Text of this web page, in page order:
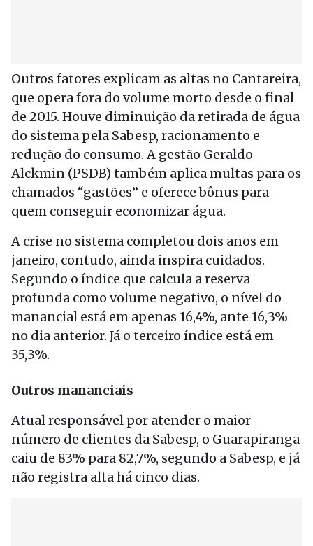
Outros fatores explicam as altas no Cantareira,
que opera fora do volume morto desde o final
de 2015. Houve diminuição da retirada de água
do sistema pela Sabesp, racionamento e
redução do consumo. A gestão Geraldo
Alckmin (PSDB) também aplica multas para os
chamados “gastões” e oferece bônus para
quem conseguir economizar água.
A crise no sistema completou dois anos em
janeiro, contudo, ainda inspira cuidados.
Segundo o índice que calcula a reserva
profunda como volume negativo, o nível do
manancial está em apenas 16,4%, ante 16,3%
no dia anterior. Já o terceiro índice está em
35,3%.
Outros mananciais
Atual responsável por atender o maior
número de clientes da Sabesp, o Guarapiranga
caiu de 83% para 82,7%, segundo a Sabesp, e já
não registra alta há cinco dias.